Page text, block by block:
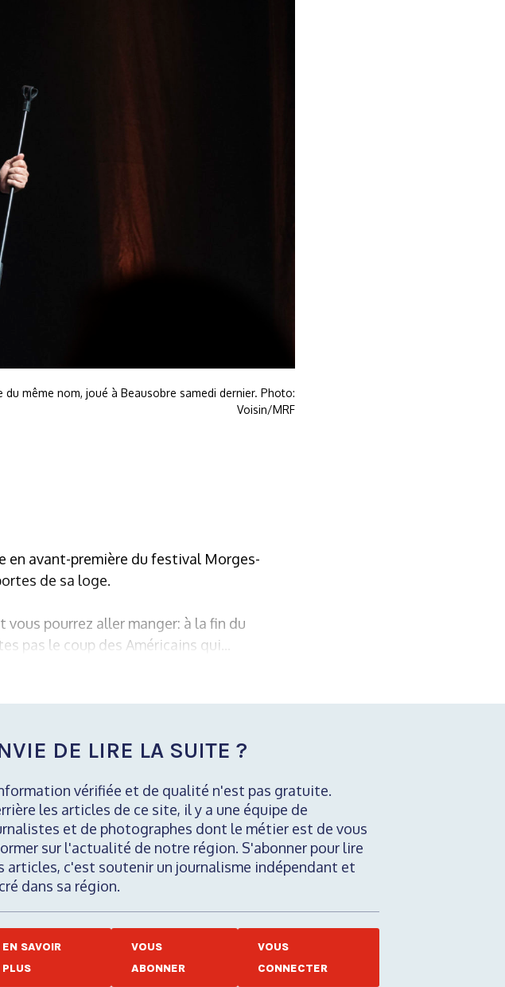
même nom, joué à Beausobre samedi dernier. Photo:
Voisin/MRF
en avant-première du festival Morges-
de sa loge.
vous pourrez aller manger: à la fin du
pas le coup des Américains qui...
DE LIRE LA SUITE ?
vérifiée et de qualité n'est pas gratuite.
les articles de ce site, il y a une équipe de
et de photographes dont le métier est de vous
sur l'actualité de notre région. S'abonner pour lire
articles, c'est soutenir un journalisme indépendant et
dans sa région.
EN SAVOIR
PLUS
VOUS
ABONNER
VOUS
CONNECTER